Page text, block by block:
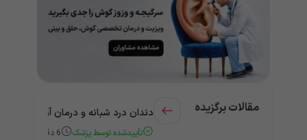
مقالات برگزیده دندان درد شبانه و درمان آن +
تأییدشده توسط پزشک 6 دقیقه